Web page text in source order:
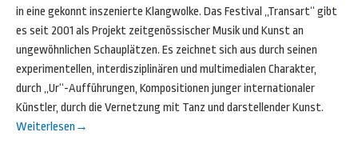
in eine gekonnt inszenierte Klangwolke. Das Festival „Transart“ gibt
es seit 2001 als Projekt zeitgenössischer Musik und Kunst an
ungewöhnlichen Schauplätzen. Es zeichnet sich aus durch seinen
experimentellen, interdisziplinären und multimedialen Charakter,
durch „Ur“-Aufführungen, Kompositionen junger internationaler
Künstler, durch die Vernetzung mit Tanz und darstellender Kunst.
Weiterlesen →